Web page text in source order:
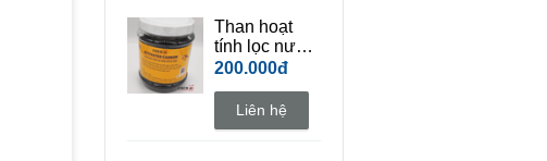
Than hoạt
tính lọc nước
hồ cá cảnh
200.000đ
Liên hệ